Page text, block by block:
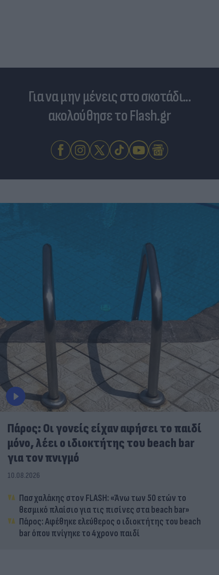
Για να μην μένεις στο σκοτάδι...
ακολούθησε το Flash.gr
Πάρος: Οι γονείς είχαν αφήσει το παιδί
μόνο, λέει ο ιδιοκτήτης του beach bar
για τον πνιγμό
10.08.2026
Πασχαλάκης στον FLASH: «Άνω των 50 ετών το
θεσμικό πλαίσιο για τις πισίνες στα beach bar»
Πάρος: Αφέθηκε ελεύθερος ο ιδιοκτήτης του beach
bar όπου πνίγηκε το 4χρονο παιδί